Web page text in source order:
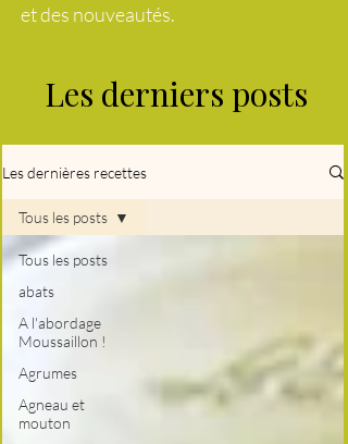
et des nouveautés.
Les derniers posts
Les dernières recettes
Tous les posts
abats
A l'abordage
Moussaillon !
Agrumes
Agneau et
mouton
Tous les posts